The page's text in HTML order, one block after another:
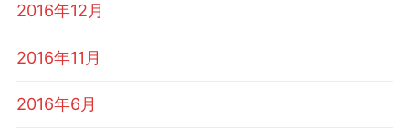
2016年12月
2016年11月
2016年6月